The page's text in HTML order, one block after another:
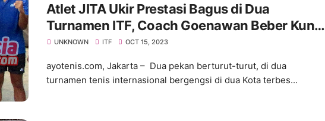
Atlet JITA Ukir Prestasi Bagus di Dua
Turnamen ITF, Coach Goenawan Beber Kunci
Sukses
UNKNOWN ITF OCT 15, 2023
ayotenis.com, Jakarta – Dua pekan berturut-turut, di dua
turnamen tenis internasional bergengsi di dua Kota terbes...